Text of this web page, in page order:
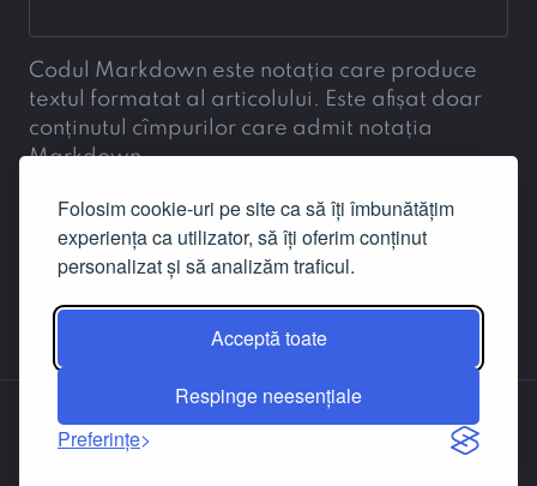
Folosim cookie-uri pe site ca să îți îmbunătățim
experiența ca utilizator, să îți oferim conținut
personalizat și să analizăm traficul.
Acceptă toate
Respinge neesențiale
Preferințe
Codul Markdown este notația care produce
textul formatat al articolului. Este afișat doar
conținutul cîmpurilor care admit notația
Markdown.
Despre noi Contact Facebook LinkedIn